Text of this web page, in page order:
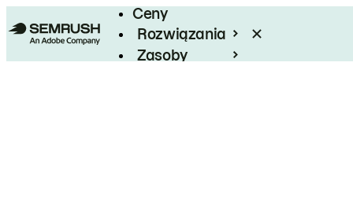
Ceny
Rozwiązania
Zasoby